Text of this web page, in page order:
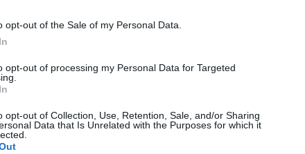
opt-out of the Sale of my Personal Data.
opt-out of processing my Personal Data for Targeted
opt-out of Collection, Use, Retention, Sale, and/or Sharing
Data that Is Unrelated with the Purposes for which it